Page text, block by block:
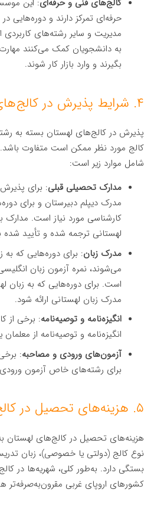
کالج‌های فنی و حرفه‌ای: این
حرفه‌ای تمرکز دارند و دوره‌هایی
مدیریت و سایر رشته‌های کاربردی
به دانشجویان کمک می‌کنند
بگیرند و وارد بازار کار شوند.
۴. شرایط پذیرش در کالج‌های لهستان
پذیرش در کالج‌های لهستان بسته به
کالج مورد نظر ممکن است متفاوت
شامل موارد زیر است:
مدارک تحصیلی قبلی: برای
مدرک دیپلم دبیرستان و برای
کارشناسی مورد نیاز است. مدارک
لهستانی ترجمه شده و تأیید شده
مدرک زبان: برای دوره‌هایی که به
می‌شوند، نمره آزمون زبان
است. برای دوره‌هایی که به زبان
مدرک زبان لهستانی ارائه شود.
انگیزه‌نامه و توصیه‌نامه: برخی از
انگیزه‌نامه و توصیه‌نامه از معلمان
آزمون‌های ورودی و مصاحبه:
برای رشته‌های خاص آزمون ورودی
۵. هزینه‌های تحصیل در کالج‌های لهستان
هزینه‌های تحصیل در کالج‌های لهستان
نوع کالج (دولتی یا خصوصی)، زبان
بستگی دارد. به‌طور کلی، شهریه‌ها در
کشورهای اروپای غربی مقرون‌به‌صرفه‌تر